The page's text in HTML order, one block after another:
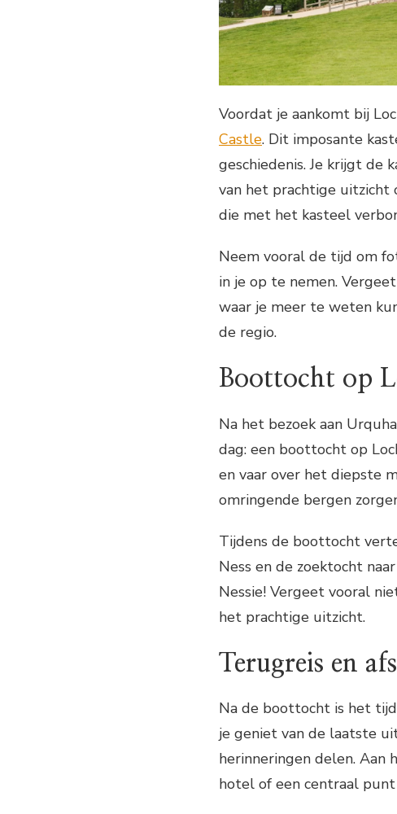
Voordat je aankomt bij
Castle. Dit imposante
geschiedenis. Je krijgt de
van het prachtige uitzicht
die met het kasteel
Neem vooral de tijd om
in je op te nemen.
waar je meer te weten
de regio.
Boottocht op
Na het bezoek aan
dag: een boottocht op
en vaar over het diepste
omringende bergen
Tijdens de boottocht
Ness en de zoektocht
Nessie! Vergeet vooral
het prachtige uitzicht.
Terugreis en
Na de boottocht is het
je geniet van de laatste
herinneringen delen. Aan
hotel of een centraal